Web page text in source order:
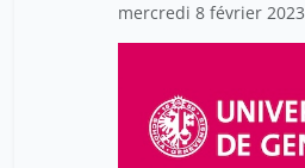
mercredi 8 février 2023